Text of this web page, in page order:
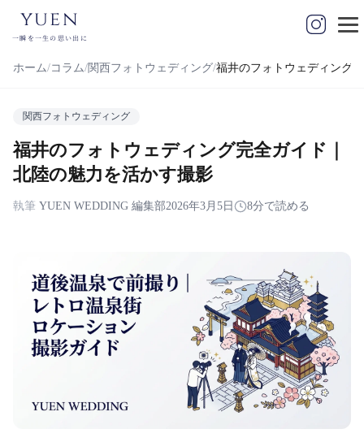
yuen
一瞬を一生の思い出に
ホーム コラム 関西フォトウェディング 福井のフォトウェディング
関西フォトウェディング
福井のフォトウェディング完全ガイド｜
北陸の魅力を活かす撮影
執筆 YUEN WEDDING 編集部2026年3月5日 8分で読める